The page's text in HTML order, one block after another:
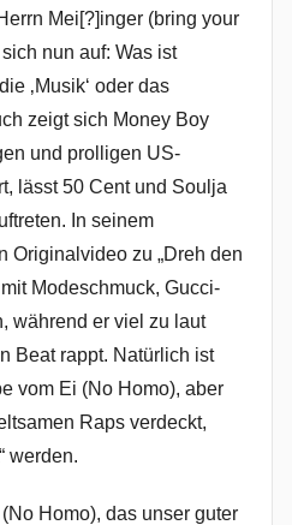
Mei[?]inger (bring your
nun auf: Was ist
‚Musik‘ oder das
zeigt sich Money Boy
und prolligen US-
lässt 50 Cent und Soulja
In seinem
Originalvideo zu „Dreh den
Modeschmuck, Gucci-
während er viel zu laut
Beat rappt. Natürlich ist
vom Ei (No Homo), aber
Raps verdeckt,
werden.
Homo), das unser guter